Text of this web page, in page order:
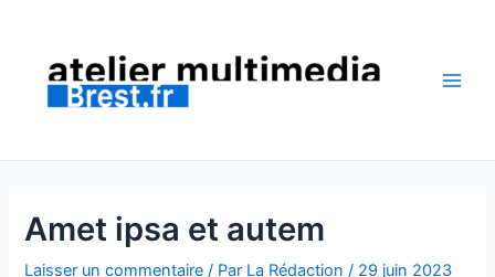
contenu
Amet ipsa et autem
Laisser un commentaire / Par La Rédaction/ 29 juin 2023